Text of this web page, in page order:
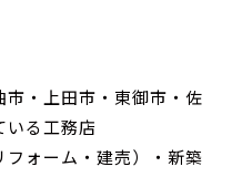
・上田市・東御市・佐
いる工務店
ォーム・建売）・新築